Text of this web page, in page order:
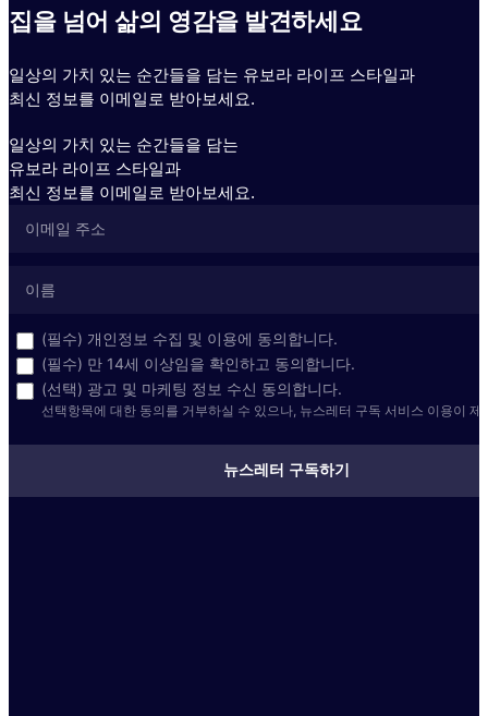
집을 넘어 삶의 영감을 발견하세요
일상의 가치 있는 순간들을 담는 유보라 라이프 스타일과
최신 정보를 이메일로 받아보세요.
일상의 가치 있는 순간들을 담는
유보라 라이프 스타일과
최신 정보를 이메일로 받아보세요.
(필수) 개인정보 수집 및 이용에 동의합니다.
(필수) 만 14세 이상임을 확인하고 동의합니다.
(선택) 광고 및 마케팅 정보 수신 동의합니다.
선택항목에 대한 동의를 거부하실 수 있으나, 뉴스레터 구독 서비스 이용이 제
뉴스레터 구독하기